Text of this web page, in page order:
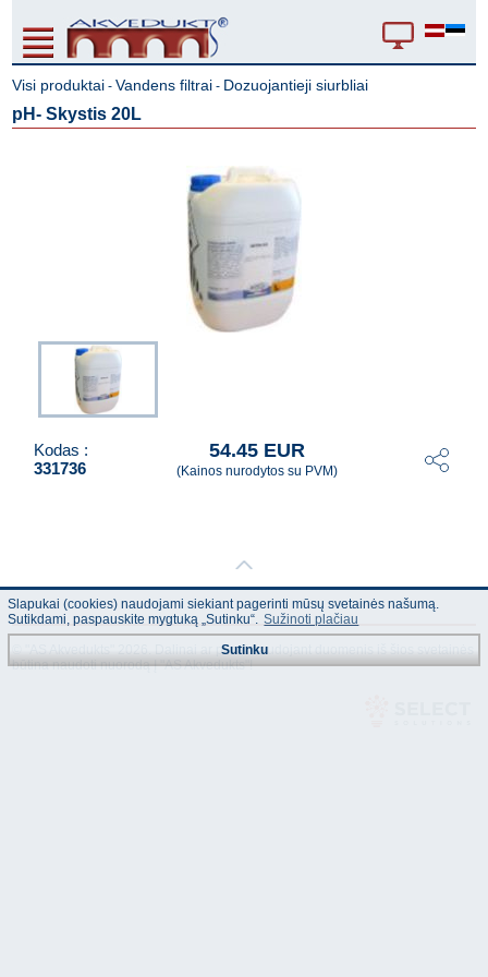
Visi produktai -Vandens filtrai - Dozuojantieji siurbliai
pH- Skystis 20L
Kodas :
331736
54.45 EUR
(Kainos nurodytos su PVM)
© "AS Akvedukts" 2026. Dalinai ar pilnai naudojant duomenis iš šios svetainės
būtina naudoti nuorodą Į "AS Akvedukts"!
Slapukai (cookies) naudojami siekiant pagerinti mūsų svetainės našumą.
Sutikdami, paspauskite mygtuką „Sutinku“. Sužinoti plačiau
Sutinku